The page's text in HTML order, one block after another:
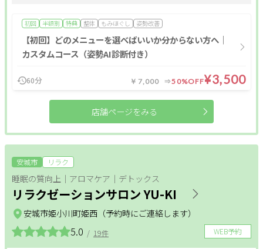
初回 半額割 特典 整体 もみほぐし 姿勢改善
【初回】どのメニューを選べばいいか分からない方へ｜
カスタムコース（姿勢AI診断付き）
60分 ￥7,000 50%OFF¥3,500
店舗ページをみる
安城市 リラク
睡眠の質向上｜アロマケア｜デトックス
リラクゼーションサロン YU-KI
WEB予約
5.0 / 19件
安城市姫小川町姫西（予約時にご連絡します）
閉じる